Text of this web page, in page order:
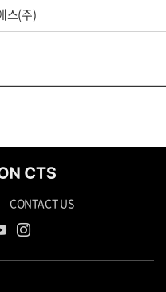
스(주)
CONTACT US